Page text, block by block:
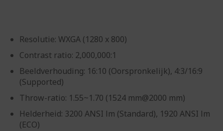
Resolutie: WXGA (1280 x 800)
Contrast ratio: 2,000,000:1
Beeldverhouding: 16:10 (Oorspronkelijk), 4:3/16:9
(Supported)
Throw-ratio: 1.55~1.70 (1524 mm@2000 mm)
Helderheid: 3200 ANSI lm (Standard), 1920 ANSI lm
(ECO)